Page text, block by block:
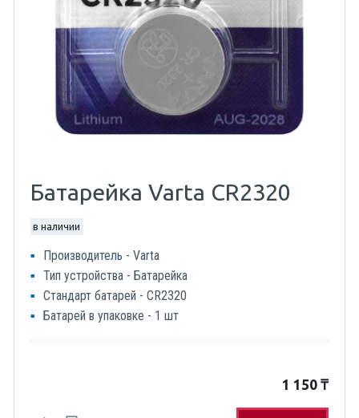
Батарейка Varta CR2320
в наличии
Производитель - Varta
Тип устройства - Батарейка
Стандарт батарей - CR2320
Батарей в упаковке - 1 шт
1 150 ₸